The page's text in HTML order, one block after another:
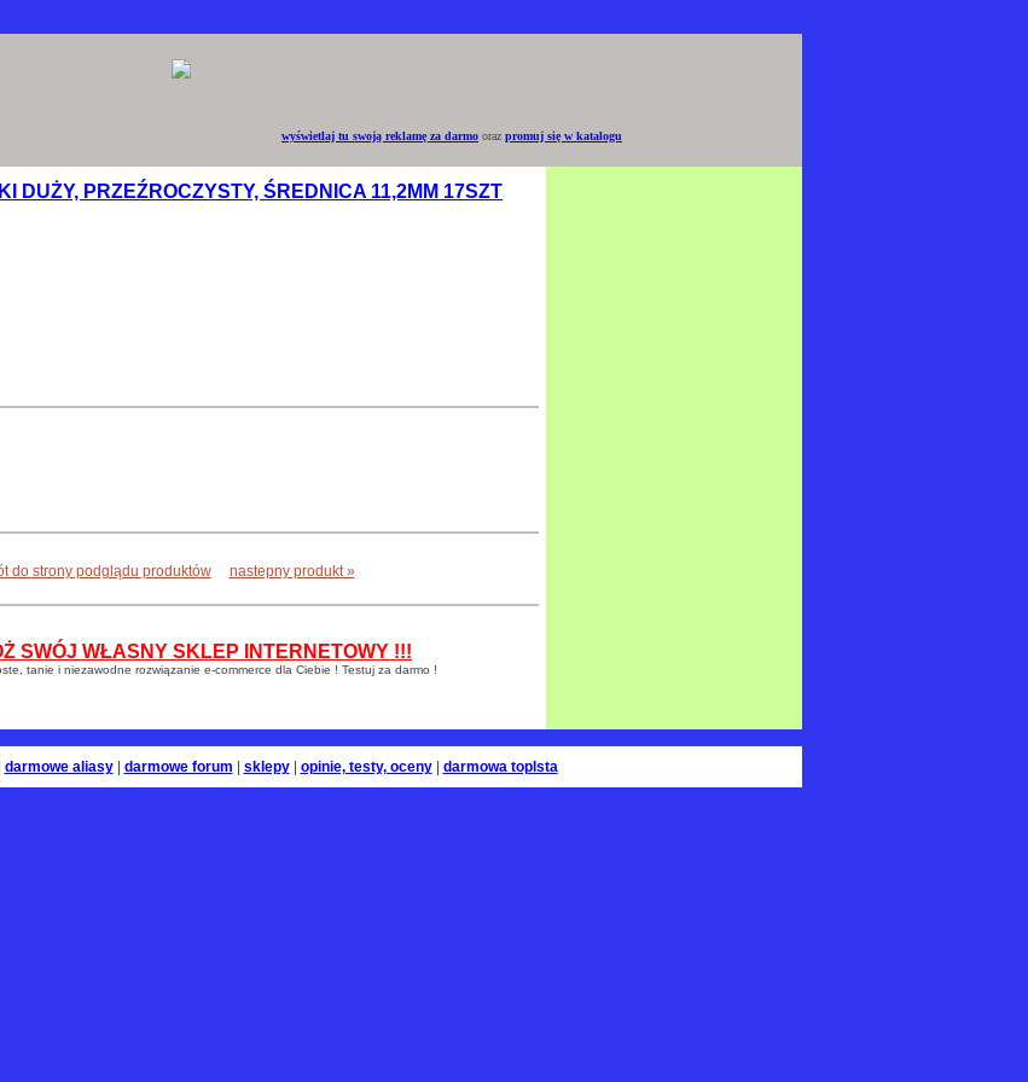
wyświetlaj tu swoją reklamę za darmo oraz promuj się w katalogu
DUŻY, PRZEŹROCZYSTY, ŚREDNICA 11,2MM 17SZT
do strony podglądu produktów nastepny produkt »
SWÓJ WŁASNY SKLEP INTERNETOWY !!!
tanie i niezawodne rozwiązanie e-commerce dla Ciebie ! Testuj za darmo !
darmowe aliasy| darmowe forum sklepy| opinie, testy, oceny| darmowa toplsta